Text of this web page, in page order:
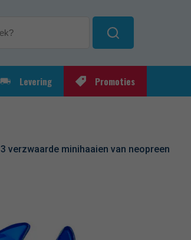
Levering Promoties
3 verzwaarde minihaaien van neopreen